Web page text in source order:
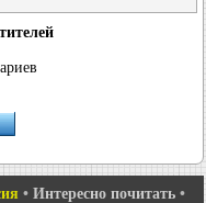
• Интересно почитать •